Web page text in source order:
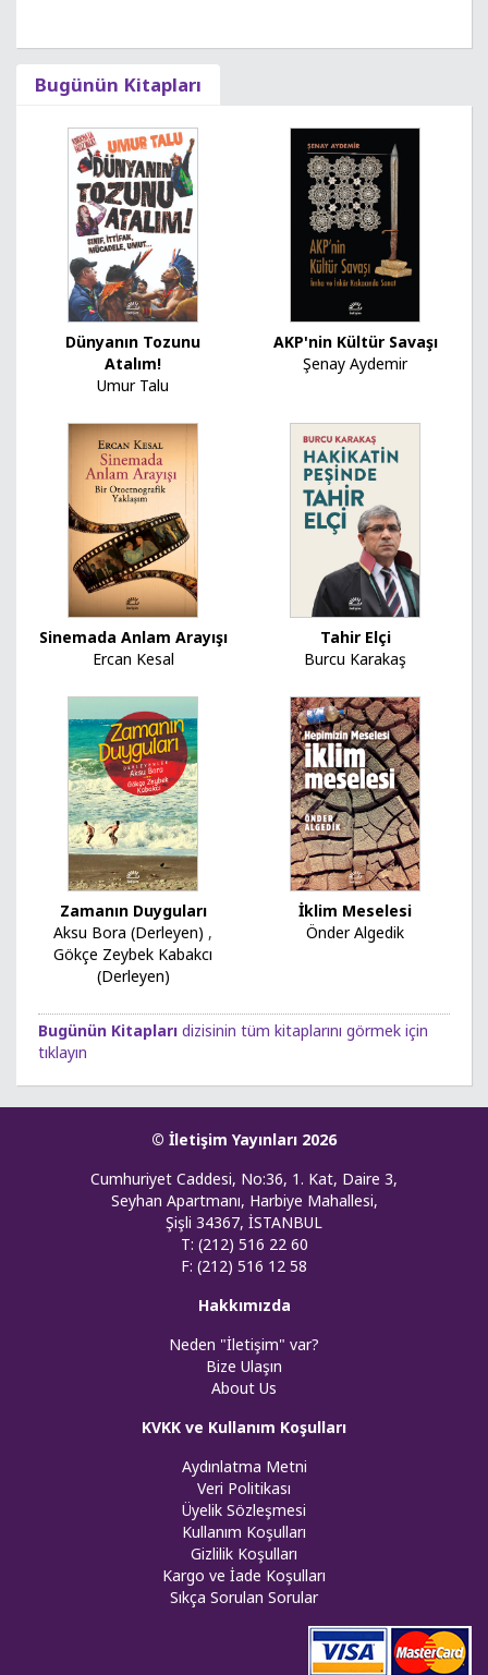
Bugünün Kitapları
Dünyanın Tozunu
Atalım!
Umur Talu
AKP'nin Kültür Savaşı
Şenay Aydemir
Sinemada Anlam Arayışı
Ercan Kesal
Tahir Elçi
Burcu Karakaş
Zamanın Duyguları
Aksu Bora (Derleyen) ,
Gökçe Zeybek Kabakcı
(Derleyen)
İklim Meselesi
Önder Algedik
Bugünün Kitapları dizisinin tüm kitaplarını görmek için
tıklayın
© İletişim Yayınları 2026
Cumhuriyet Caddesi, No:36, 1. Kat, Daire 3,
Seyhan Apartmanı, Harbiye Mahallesi,
Şişli 34367, İSTANBUL
T: (212) 516 22 60
F: (212) 516 12 58
Hakkımızda
Neden "İletişim" var?
Bize Ulaşın
About Us
KVKK ve Kullanım Koşulları
Aydınlatma Metni
Veri Politikası
Üyelik Sözleşmesi
Kullanım Koşulları
Gizlilik Koşulları
Kargo ve İade Koşulları
Sıkça Sorulan Sorular